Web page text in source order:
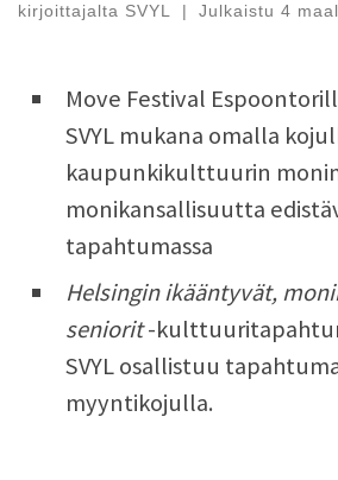
kirjoittajalta SVYL | Julkaistu 4
Move Festival
SVYL mukana omalla
kaupunkikulttuurin
monikansallisuutta
tapahtumassa
Helsingin ikääntyvät,
seniorit-
SVYL osallistuu
myyntikojulla.